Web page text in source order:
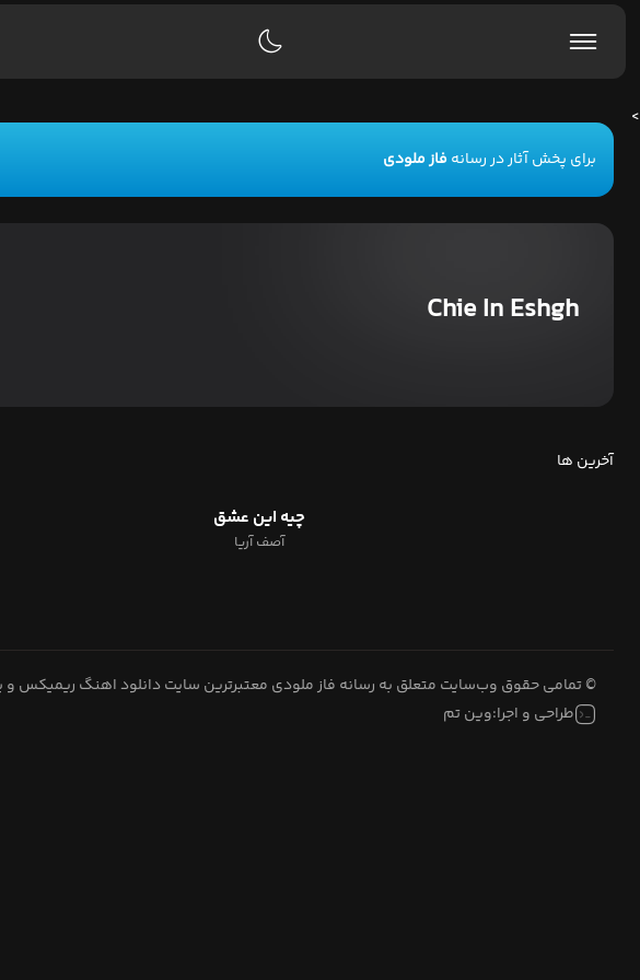
برای پخش آثار در رسانهفاز ملودی
Chie In Eshgh
آخرین ها
چیه این عشق
آصف آریا
© تمامی حقوق وب‌سایت متعلق به رسانه فاز ملودی معتبرترین سایت دانلود اهنگ ریمیکس
طراحی و اجرا:وین تم
>